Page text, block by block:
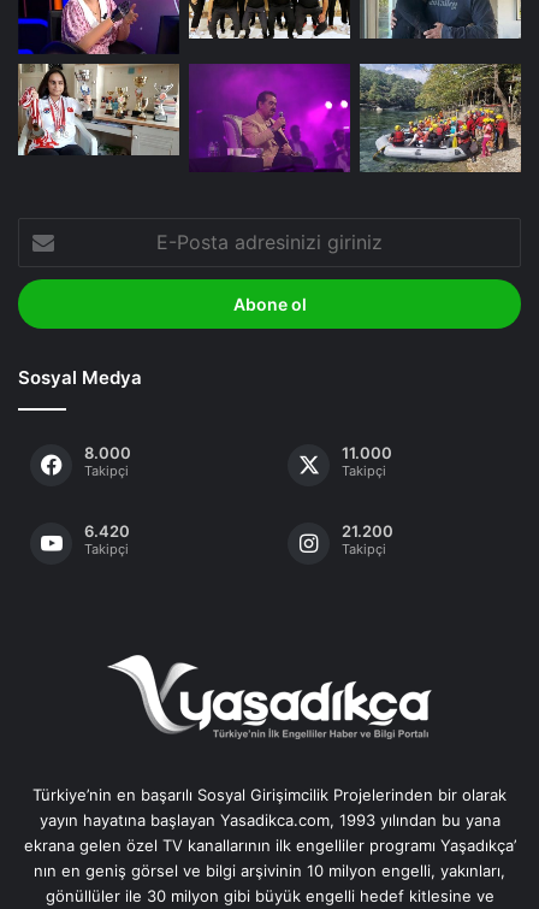
Posta
adresinizi
giriniz
Sosyal Medya
8.000
Takipçi
11.000
Takipçi
6.420
Takipçi
21.200
Takipçi
Türkiye’nin en başarılı Sosyal Girişimcilik Projelerinden bir olarak
yayın hayatına başlayan Yasadikca.com, 1993 yılından bu yana
ekrana gelen özel TV kanallarının ilk engelliler programı Yaşadıkça’
nın en geniş görsel ve bilgi arşivinin 10 milyon engelli, yakınları,
gönüllüler ile 30 milyon gibi büyük engelli hedef kitlesine ve